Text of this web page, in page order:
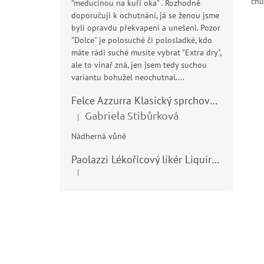
"meducínou na kuří oka" . Rozhodně
doporučuji k ochutnání, já se ženou jsme
byli opravdu překvapeni a unešeni. Pozor
"Dolce" je polosuché či polosladké, kdo
máte rádi suché musíte vybrat "Extra dry",
ale to vinař zná, jen jsem tedy suchou
variantu bohužel neochutnal....
Felce Azzurra Klasický sprchový gel - doccia gel 400ml
Hodnocení produktu je 5 z 5 hvězdiček.
| Gabriela Stibůrková
Nádherná vůně
Paolazzi Lékořicový likér Liquirizia 24% 0,7L
Hodnocení produktu je 5 z 5 hvězdiček.
|